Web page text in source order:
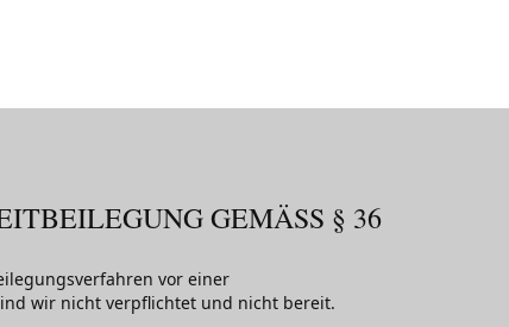
GEMÄSS § 36 V
vor einer
wir nicht verpflichtet und nicht bereit.